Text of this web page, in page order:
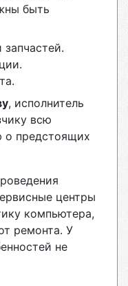
быть
, исполнитель
всю
предстоящих
центры
компьютера,
ремонта. У
не